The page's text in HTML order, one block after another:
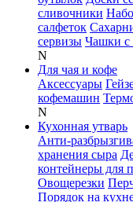
сливочники
салфеток
сервизы Чашки с
N
Для чая и кофе
Аксессуары
кофемашин
N
Кухонная утварь
Анти-
хранения сыра
контейнеры для
Овощерезки
Порядок на